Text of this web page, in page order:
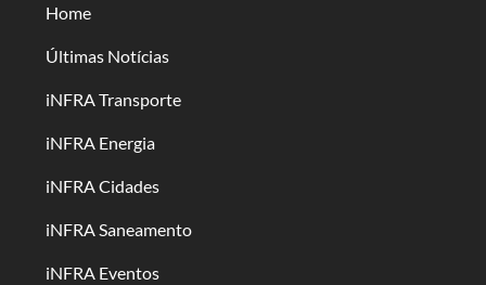
Home
Últimas Notícias
iNFRA Transporte
iNFRA Energia
iNFRA Cidades
iNFRA Saneamento
iNFRA Eventos